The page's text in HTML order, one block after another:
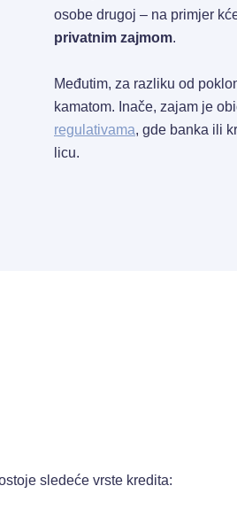
osobe drugoj – na primjer
privatnim zajmom.
Međutim, za razliku od
kamatom. Inače, zajam je
regulativama, gde banka ili
licu.
sledeće vrste kredita: